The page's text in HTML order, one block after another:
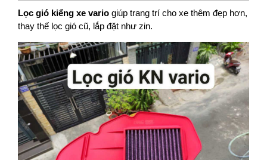
Lọc gió kiểng xe vario giúp trang trí cho xe thêm đẹp hơn,
thay thế lọc gió cũ, lắp đặt như zin.